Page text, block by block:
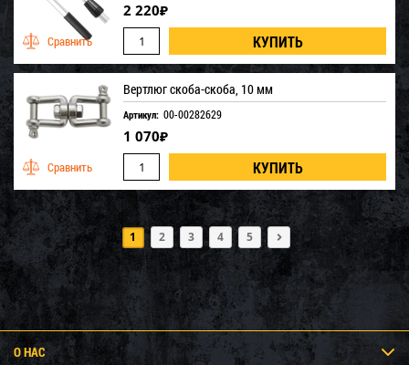
2 220₽
Вертлюг скоба-скоба, 10 мм
Артикул: 00-00282629
1 070₽
1 2 3 4 5
О НАС